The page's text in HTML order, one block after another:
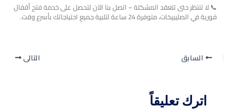
📞 لا تنتظر حتى تتعقد المشكلة – اتصل بنا الآن لتحصل على خدمة فتح أقفال
فورية في الصليبيخات، متوفرة 24 ساعة لتلبية جميع احتياجاتك بأسرع وقت.
السابق التالي
اترك تعليقاً